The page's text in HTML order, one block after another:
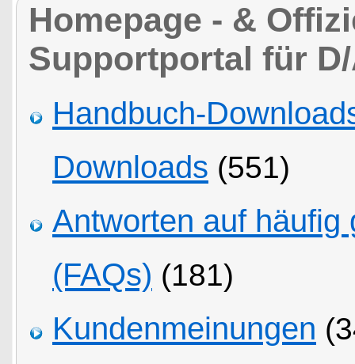
Homepage - &
Supportportal für
Handbuch-
Downloads (551)
Antworten auf häufig
(FAQs) (181)
Kundenmeinungen